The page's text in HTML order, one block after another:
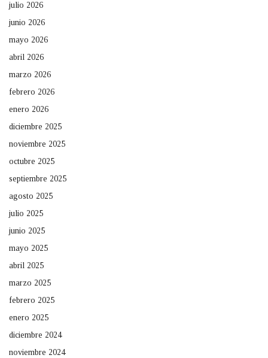
julio 2026
junio 2026
mayo 2026
abril 2026
marzo 2026
febrero 2026
enero 2026
diciembre 2025
noviembre 2025
octubre 2025
septiembre 2025
agosto 2025
julio 2025
junio 2025
mayo 2025
abril 2025
marzo 2025
febrero 2025
enero 2025
diciembre 2024
noviembre 2024